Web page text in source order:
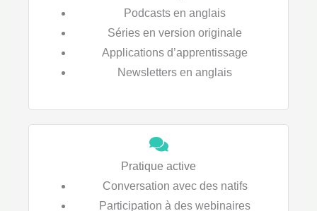
Podcasts en anglais
Séries en version originale
Applications d’apprentissage
Newsletters en anglais
Pratique active
Conversation avec des natifs
Participation à des webinaires